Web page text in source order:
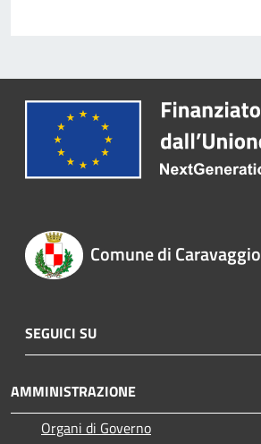
Comune di Caravaggio
SEGUICI SU
AMMINISTRAZIONE
Organi di Governo